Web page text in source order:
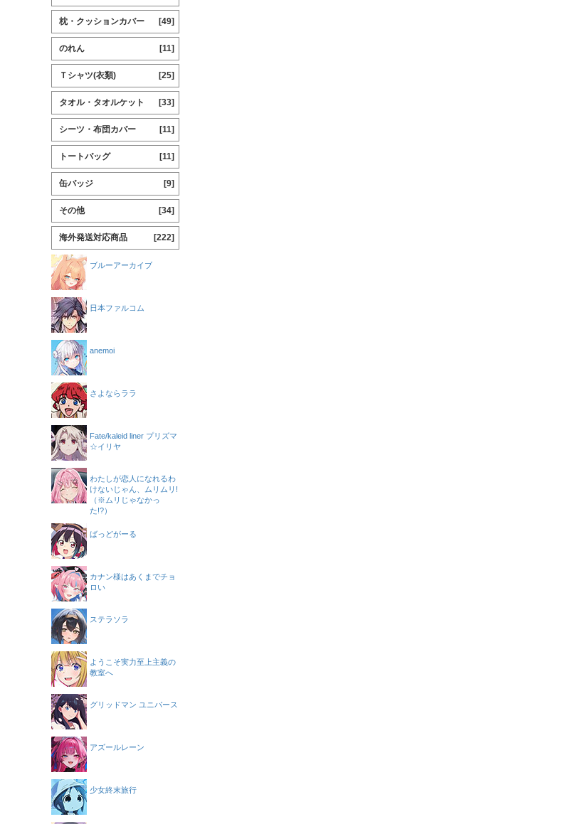
枕・クッションカバー [49]
のれん [11]
Ｔシャツ(衣類) [25]
タオル・タオルケット [33]
シーツ・布団カバー [11]
トートバッグ [11]
缶バッジ [9]
その他 [34]
海外発送対応商品 [222]
ブルーアーカイブ
日本ファルコム
anemoi
さよならララ
Fate/kaleid liner プリズマ
☆イリヤ
わたしが恋人になれるわ
けないじゃん、ムリムリ!
（※ムリじゃなかっ
た!?）
ばっどがーる
カナン様はあくまでチョ
ロい
ステラソラ
ようこそ実力至上主義の
教室へ
グリッドマン ユニバース
アズールレーン
少女終末旅行